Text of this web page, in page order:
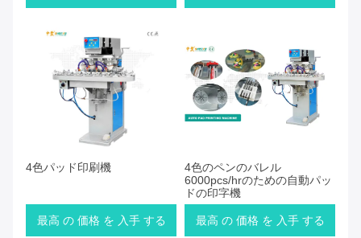
4色パッド印刷機
最高 の 価格 を 入手 する
4色のペンのバレル
6000pcs/hrのための自動パッ
ドの印字機
最高 の 価格 を 入手 する